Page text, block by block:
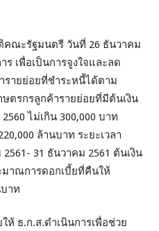
คณะรัฐมนตรี วันที่ 26 ธันวาคม
เพื่อเป็นการจูงใจและลด
รายย่อยที่ชำระหนี้ได้ตาม
ตรกรลูกค้ารายย่อยที่มีต้นเงิน
ไม่เกิน 300,000 บาท
ล้านบาท ระยะเวลา
31 ธันวาคม 2561 ต้นเงิน
มาณการดอกเบี้ยที่คืนให้
าท
ธ.ก.ส.ดำเนินการเพื่อช่วย